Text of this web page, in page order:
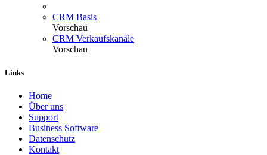
CRM Basis
Vorschau
CRM Verkaufskanäle
Vorschau
Links
Home
Über uns
Sup​port
Business Software
Datenschutz
Kontakt